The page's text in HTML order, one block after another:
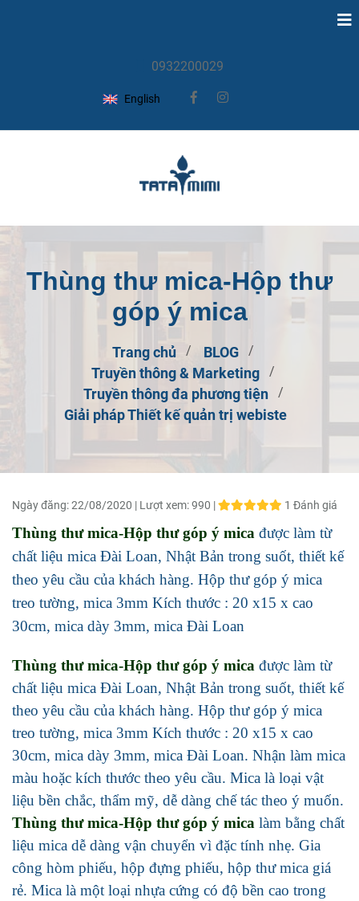
Thùng thư mica-Hộp thư
góp ý mica
Trang chủ
BLOG
Truyền thông & Marketing
Truyền thông đa phương tiện
Giải pháp Thiết kế quản trị webiste
Ngày đăng:22/08/2020 | Lượt xem:990 | 1 Đánh giá
Thùng thư mica-Hộp thư góp ý mica được làm từ
chất liệu mica Đài Loan, Nhật Bản trong suốt, thiết kế
theo yêu cầu của khách hàng. Hộp thư góp ý mica
treo tường, mica 3mm Kích thước : 20 x15 x cao
30cm, mica dày 3mm, mica Đài Loan
Thùng thư mica-Hộp thư góp ý mica được làm từ
chất liệu mica Đài Loan, Nhật Bản trong suốt, thiết kế
theo yêu cầu của khách hàng. Hộp thư góp ý mica
treo tường, mica 3mm Kích thước : 20 x15 x cao
30cm, mica dày 3mm, mica Đài Loan. Nhận làm mica
màu hoặc kích thước theo yêu cầu. Mica là loại vật
liệu bền chắc, thẩm mỹ, dễ dàng chế tác theo ý muốn.
Thùng thư mica-Hộp thư góp ý mica làm bằng chất
liệu mica dễ dàng vận chuyển vì đặc tính nhẹ. Gia
công hòm phiếu, hộp đựng phiếu, hộp thư mica giá
rẻ. Mica là một loại nhựa cứng có độ bền cao trong
0932200029
English